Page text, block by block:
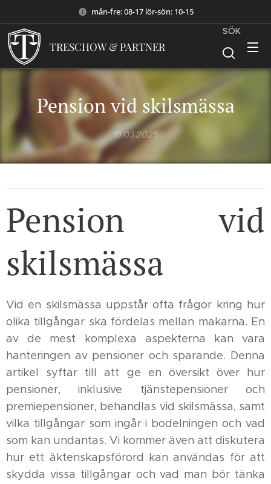
mån-fre: 08-17 lör-sön: 10-15
TRESCHOW & PARTNER
SÖK
Pension vid skilsmässa
18.03.2025
Pension vid
skilsmässa
Vid en skilsmässa uppstår ofta frågor kring hur
olika tillgångar ska fördelas mellan makarna. En
av de mest komplexa aspekterna kan vara
hanteringen av pensioner och sparande. Denna
artikel syftar till att ge en översikt över hur
pensioner, inklusive tjänstepensioner och
premiepensioner, behandlas vid skilsmässa, samt
vilka tillgångar som ingår i bodelningen och vad
som kan undantas. Vi kommer även att diskutera
hur ett äktenskapsförord kan användas för att
skydda vissa tillgångar och vad man bör tänka